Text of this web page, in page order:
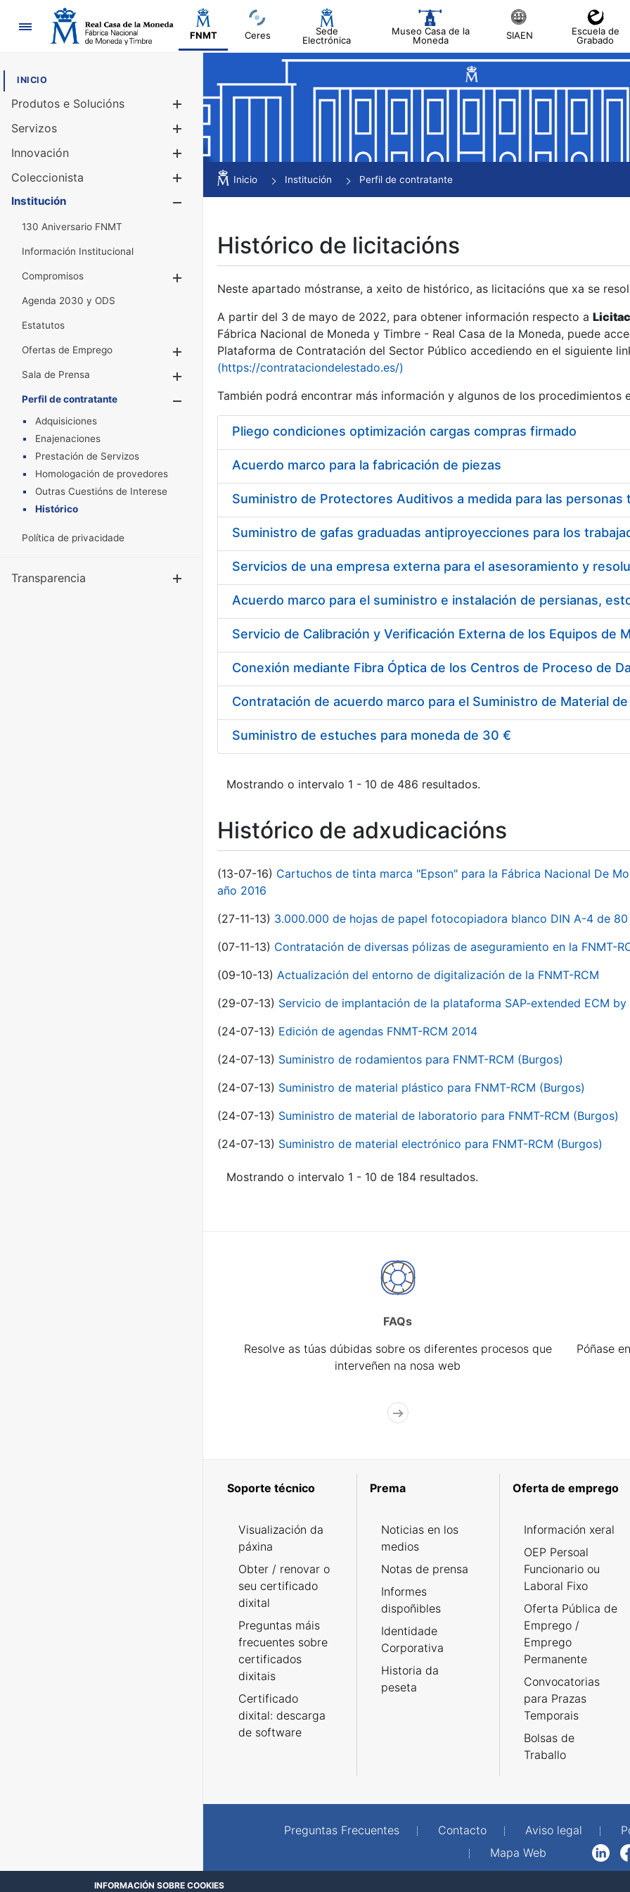
Navegación
FNMT Ceres
Sede
Electrónica
Museo Casa de la
Moneda
SIAEN
Escuela de
Grabado
INICIO
Produtos e Solucións
Mostrar/Ocultar
Servizos
Innovación
Coleccionista
Mostrar/Ocultar
Institución
130 Aniversario FNMT
Información Institucional
Compromisos
Agenda 2030 y ODS
Estatutos
Ofertas de Emprego
Mostrar/Ocultar
Sala de Prensa
Mostrar/Ocultar
Perfil de contratante
Mostrar/Ocultar
Adquisiciones
Enajenaciones
Prestación de Servizos
Homologación de provedores
Outras Cuestións de Interese
Histórico
Política de privacidade
Transparencia
Inicio Institución Perfil de contratante
Histórico de licitacións
Neste apartado móstranse, a xeito de histórico, as licitacións que xa se
A partir del 3 de mayo de 2022, para obtener información respecto a
Fábrica Nacional de Moneda y Timbre - Real Casa de la Moneda, puede
Plataforma de Contratación del Sector Público accediendo en el siguiente
(https://contrataciondelestado.es/)
También podrá encontrar más información y algunos de los procedimientos
Pliego condiciones optimización cargas compras firmado
Acuerdo marco para la fabricación de piezas
Acuerdo marco para el suministro e instalación de persianas,
Suministro de estuches para moneda de 30 €
Mostrando o intervalo 1 - 10 de 486 resultados.
Histórico de adxudicacións
(13-07-16) Cartuchos de tinta marca "Epson" para la Fábrica Nacional De
año 2016
(27-11-13) 3.000.000 de hojas de papel fotocopiadora blanco DIN A-4 de 80
(07-11-13) Contratación de diversas pólizas de aseguramiento en la FNMT-
(09-10-13) Actualización del entorno de digitalización de la FNMT-RCM
(29-07-13) Servicio de implantación de la plataforma SAP-extended ECM by
(24-07-13) Edición de agendas FNMT-RCM 2014
(24-07-13) Suministro de rodamientos para FNMT-RCM (Burgos)
(24-07-13) Suministro de material plástico para FNMT-RCM (Burgos)
(24-07-13) Suministro de material de laboratorio para FNMT-RCM (Burgos)
(24-07-13) Suministro de material electrónico para FNMT-RCM (Burgos)
Mostrando o intervalo 1 - 10 de 184 resultados.
FAQs
Resolve as túas dúbidas sobre os diferentes procesos que
interveñen na nosa web
Póñase
Soporte técnico
Visualización da
páxina
Obter / renovar o
seu certificado
dixital
Preguntas máis
frecuentes sobre
certificados
dixitais
Certificado
dixital: descarga
de software
Prema
Noticias en los
medios
Notas de prensa
Informes
dispoñibles
Identidade
Corporativa
Historia da
peseta
Oferta de emprego
Información xeral
OEP Persoal
Funcionario ou
Laboral Fixo
Oferta Pública de
Emprego /
Emprego
Permanente
Convocatorias
para Prazas
Temporais
Bolsas de
Traballo
Preguntas Frecuentes Contacto Aviso legal
Mapa Web
LinkedInFacebook
INFORMACIÓN SOBRE COOKIES